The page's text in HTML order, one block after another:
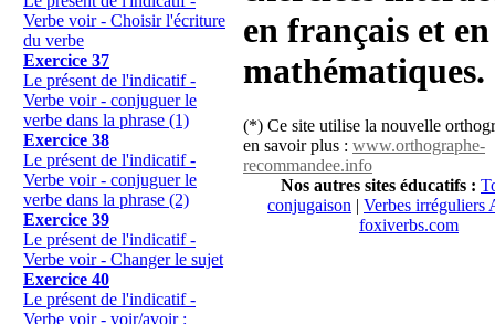
Verbe voir - Choisir l'écriture
du verbe
Exercice 37
Le présent de l'indicatif -
Verbe voir - conjuguer le
verbe dans la phrase (1)
Exercice 38
Le présent de l'indicatif -
Verbe voir - conjuguer le
verbe dans la phrase (2)
Exercice 39
Le présent de l'indicatif -
Verbe voir - Changer le sujet
Exercice 40
Le présent de l'indicatif -
Verbe voir - voir/avoir :
en français et en
mathématiques.
(*) Ce site utilise la nouvelle
en savoir plus : www.orthographe-
recommandee.info
Nos autres sites éducatifs :
conjugaison | Verbes irréguliers
foxiverbs.com